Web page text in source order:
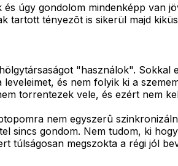
úgy gondolom mindenképp van
tényezõt is sikerül majd
"használok". Sokkal
és nem folyik ki a
torrentezek vele, és ezért nem
nem egyszerû
gondom. Nem tudom, ki
túlságosan megszokta a régi jól